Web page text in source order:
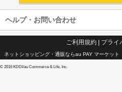
ヘルプ・お問い合わせ
ご利用規約| プライ
ネットショッピング・通販ならau PAY マーケット
© 2016 KDDI/au Commerce & Life, Inc.